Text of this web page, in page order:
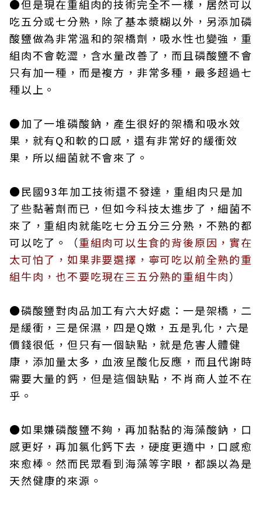
●但是現在重組肉的技術完全不一樣，居然可以
吃五分或七分熟，除了基本漿糊以外，另添加磷
酸鹽做為非常溫和的架橋劑，吸水性也變強，重
組肉不會乾澀，含水量改善了，而且磷酸鹽不會
只有加一種，而是複方，非常多種，最多超過七
種以上。
●加了一堆磷酸鈉，產生很好的架橋和吸水效
果，就有Q和軟的口感，還有非常好的緩衝效
果，所以細菌就不會來了。
●民國93年加工技術還不發達，重組肉只是加
了些黏著劑而已，但如今科技太進步了，細菌不
來了，重組肉就能吃七分五分三分熟，不熟的都
可以吃了。（重組肉可以生食的背後原因，實在
太可怕了，如果非要選擇，寧可吃以前全熟的重
組牛肉，也不要吃現在三五分熟的重組牛肉）
●磷酸鹽對肉品加工有六大好處：一是架橋，二
是緩衝，三是保濕，四是Q嫩，五是乳化，六是
價錢很低，但只有一個缺點，就是危害人體健
康，添加量太多，血液呈酸化反應，而且代謝時
需要大量的鈣，但是這個缺點，不肖商人並不在
乎。
●如果嫌磷酸鹽不夠，再加黏黏的海藻酸鈉，口
感更好，再加氯化鈣下去，硬度更適中，口感愈
來愈棒。然而民眾看到海藻等字眼，都誤以為是
天然健康的來源。